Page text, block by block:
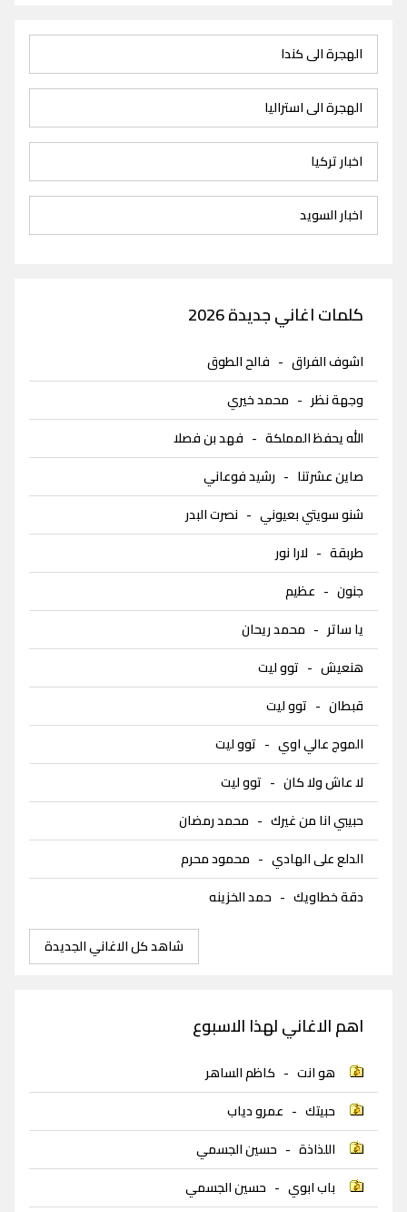
الهجرة الى كندا
الهجرة الى استراليا
اخبار تركيا
اخبار السويد
كلمات اغاني جديدة 2026
اشوف الفراق - فالح الطوق
وجهة نظر - محمد خيري
الله يحفظ المملكة - فهد بن فصلا
صاين عشرتنا - رشيد فوعاني
شنو سويتي بعيوني - نصرت البدر
طربقة - لارا نور
جنون - عظيم
يا ساتر - محمد ريحان
هنعيش - توو ليت
قبطان - توو ليت
الموج عالي اوي - توو ليت
لا عاش ولا كان - توو ليت
حبيبي انا من غيرك - محمد رمضان
الدلع على الهادي - محمود محرم
دقة خطاويك - حمد الخزينه
شاهد كل الاغاني الجديدة
اهم الاغاني لهذا الاسبوع
هو انت - كاظم الساهر
حبيتك - عمرو دياب
اللذاذة - حسين الجسمي
باب ابوي - حسين الجسمي